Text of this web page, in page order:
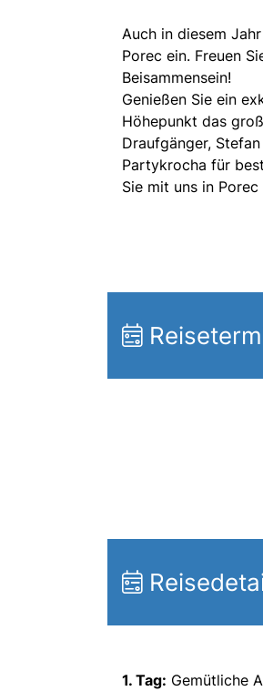
Auch in diesem
Porec ein. Freuen
Beisammensein!
Genießen Sie ein
Höhepunkt das
Draufgänger,
Partykrocha für
Sie mit uns in
1. Tag: Gemütliche